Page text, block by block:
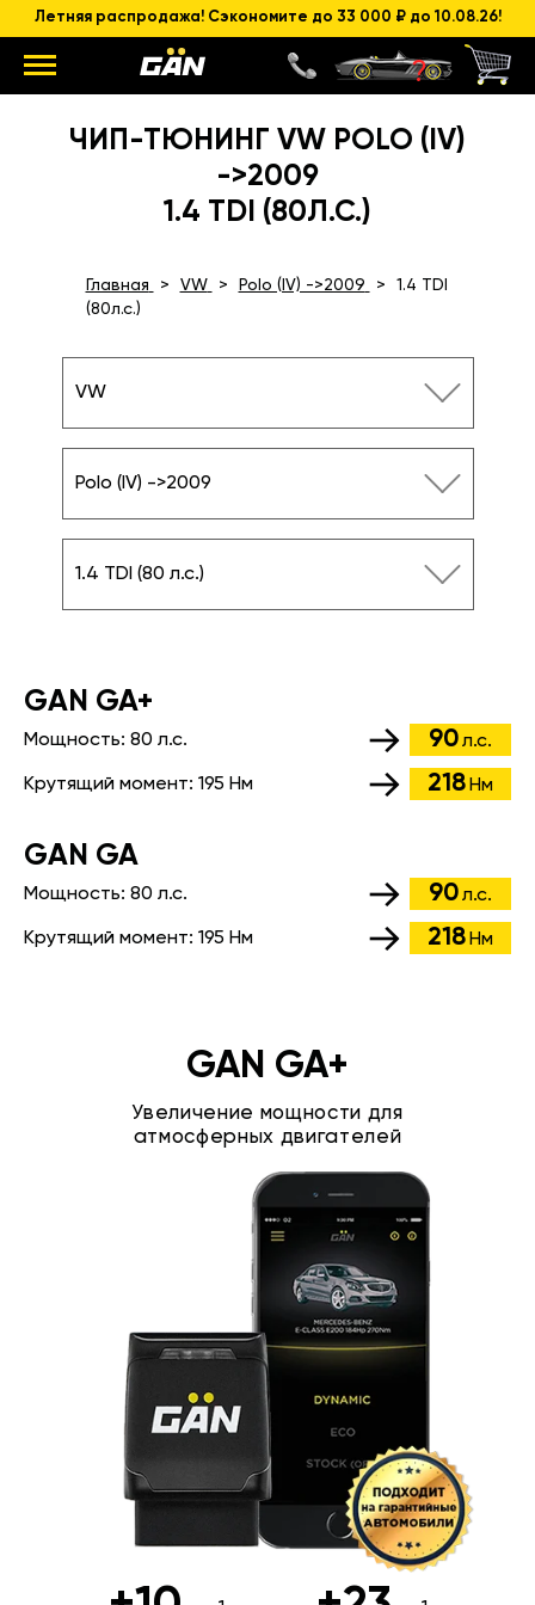
Летняя распродажа! Сэкономите до 33 000 ₽ до 10.08.26!
ЧИП-ТЮНИНГ VW POLO (IV)
->2009
1.4 TDI (80Л.С.)
Главная VW Polo (IV) ->2009
1.4 TDI
(80л.с.)
VW
Polo (IV) ->2009
1.4 TDI (80 л.с.)
GАN GA+
Мощность: 80 л.с. 90л.с.
Крутящий момент: 195 Нм 218 Нм
GАN GA
Мощность: 80 л.с. 90л.с.
Крутящий момент: 195 Нм 218 Нм
GAN GA+
Увеличение мощности для
атмосферных двигателей